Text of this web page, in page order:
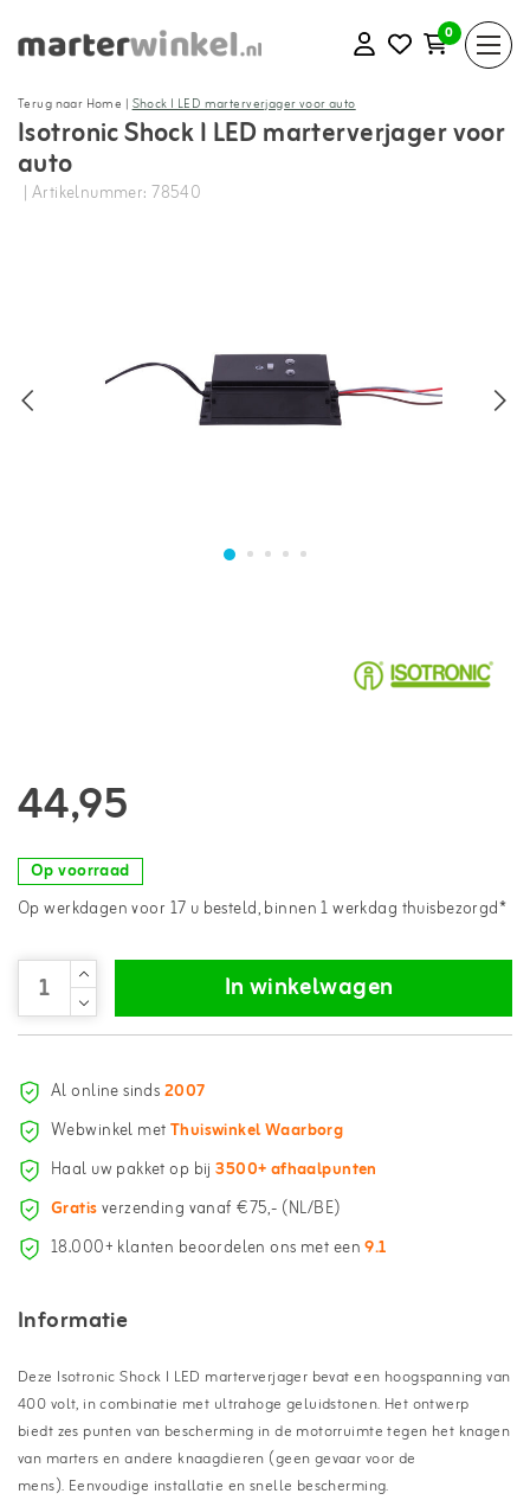
0
Terug naar Home |Shock I LED marterverjager voor auto
Isotronic Shock I LED marterverjager voor
auto
| Artikelnummer: 78540
44,95
Op voorraad
Op werkdagen voor 17 u besteld, binnen 1 werkdag thuisbezorgd*
In winkelwagen
Al online sinds2007
Webwinkel metThuiswinkel Waarborg
Haal uw pakket op bij3500+ afhaalpunten
Gratisverzending vanaf €75,- (NL/BE)
18.000+ klanten beoordelen ons met een9.1
Informatie
Deze Isotronic Shock I LED marterverjager bevat een hoogspanning van
400 volt, in combinatie met ultrahoge geluidstonen. Het ontwerp
biedt zes punten van bescherming in de motorruimte tegen het knagen
van marters en andere knaagdieren (geen gevaar voor de
mens). Eenvoudige installatie en snelle bescherming.